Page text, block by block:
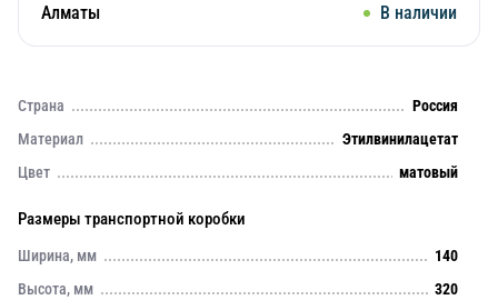
Алматы В наличии
Страна
Россия
Материал
Этилвинилацетат
Цвет
матовый
Размеры транспортной коробки
Ширина, мм
140
Высота, мм
320